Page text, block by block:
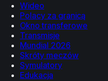
Wideo
Polacy za granicą
Okno transferowe
Transmisje
Mundial 2026
Skróty meczów
Symulatory
Edukacja